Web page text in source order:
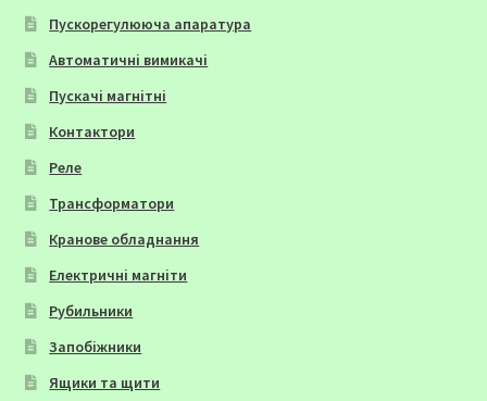
Пускорегулююча апаратура
Автоматичні вимикачі
Пускачі магнітні
Контактори
Реле
Трансформатори
Кранове обладнання
Електричні магніти
Рубильники
Запобіжники
Ящики та щити